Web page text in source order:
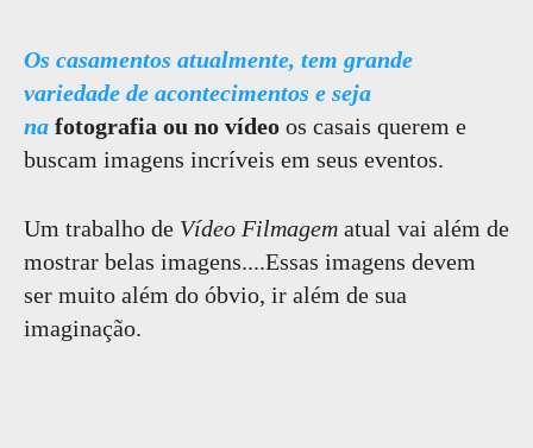
Os casamentos atualmente, tem grande
variedade de acontecimentos e seja
na fotografia ou no vídeo os casais querem e
buscam imagens incríveis em seus eventos.
Um trabalho de Vídeo Filmagem atual vai além de
mostrar belas imagens....Essas imagens devem
ser muito além do óbvio, ir além de sua
imaginação.